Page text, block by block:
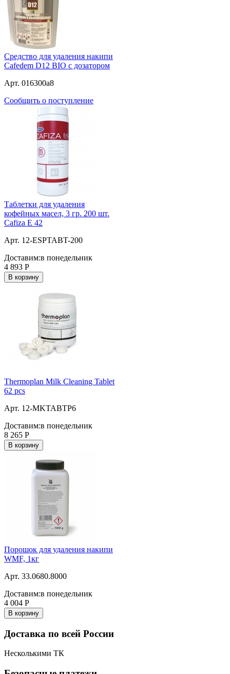
Средство для удаления накипи
Cafedem D12 BIO с дозатором
Арт. 016300a8
Сообщить о поступление
Таблетки для удаления
кофейных масел, 3 гр. 200 шт.
Cafiza E 42
Арт. 12-ESPTABT-200
Доставим:в понедельник
4 893 Р
В корзину
Thermoplan Milk Cleaning Tablet
62 pcs
Арт. 12-MKTABTP6
Доставим:в понедельник
8 265 Р
В корзину
Порошок для удаления накипи
WMF, 1кг
Арт. 33.0680.8000
Доставим:в понедельник
4 004 Р
В корзину
Доставка по всей России
Несколькими ТК